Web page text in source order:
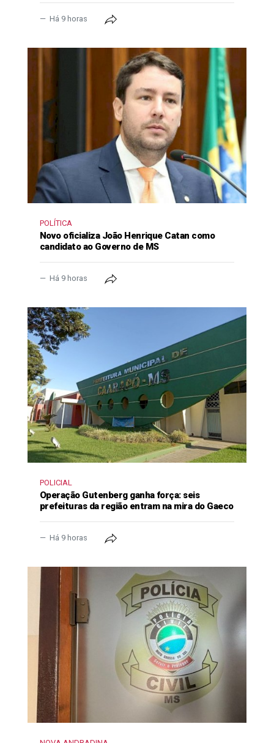
Há 9 horas
POLÍTICA
Novo oficializa João Henrique Catan como
candidato ao Governo de MS
Há 9 horas
POLICIAL
Operação Gutenberg ganha força: seis
prefeituras da região entram na mira do Gaeco
Há 9 horas